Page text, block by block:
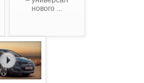
нового ...